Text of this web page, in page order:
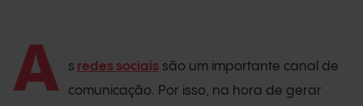
A s redes sociais são um importante canal de
comunicação. Por isso, na hora de gerar